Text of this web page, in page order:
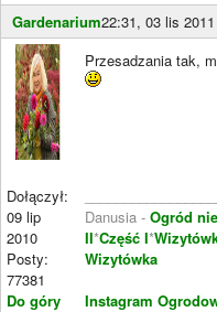
Gardenarium22:31, 03 lis 2011
Dołączył:
09 lip
2010
Posty:
77381
Do góry
Przesadzania tak,
Danusia - Ogród
II*Część I*
Wizytówka
Instagram